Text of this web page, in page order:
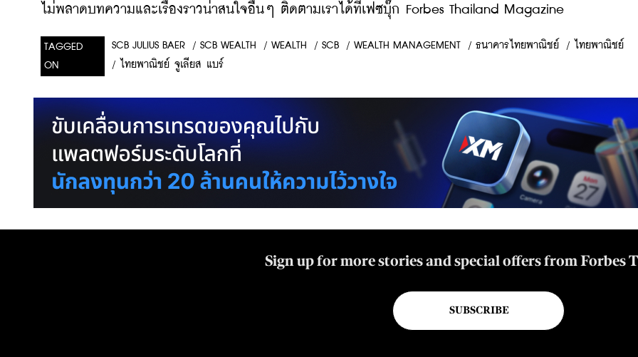
ไม่พลาดบทความและเรื่องราวน่าสนใจอื่นๆ ติดตามเราได้ที่เฟซบุ๊ก Forbes Thailand Magazine
TAGGED
ON
SCB JULIUS BAER / SCB WEALTH / WEALTH / SCB / WEALTH MANAGEMENT / ธนาคารไทยพาณิชย์ /
ไทยพาณิชย์
/
ไทยพาณิชย์ จูเลียส แบร์
Sign up for more stories and special offers from Forbes
SUBSCRIBE